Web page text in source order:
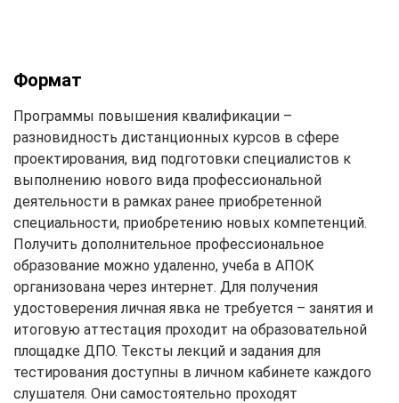
Формат
Программы повышения квалификации –
разновидность дистанционных курсов в сфере
проектирования, вид подготовки специалистов к
выполнению нового вида профессиональной
деятельности в рамках ранее приобретенной
специальности, приобретению новых компетенций.
Получить дополнительное профессиональное
образование можно удаленно, учеба в АПОК
организована через интернет. Для получения
удостоверения личная явка не требуется – занятия и
итоговую аттестация проходит на образовательной
площадке ДПО. Тексты лекций и задания для
тестирования доступны в личном кабинете каждого
слушателя. Они самостоятельно проходят